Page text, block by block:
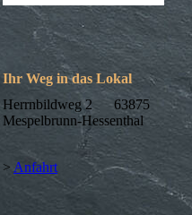
Ihr Weg in das Lokal
Herrnbildweg 2 63875
Mespelbrunn-Hessenthal
> Anfahrt